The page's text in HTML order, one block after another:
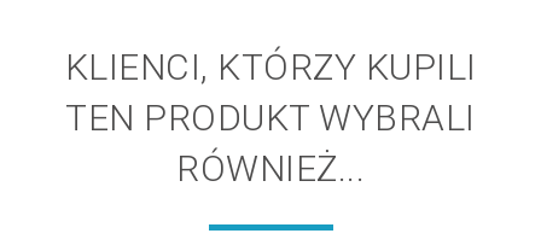
KLIENCI, KTÓRZY KUPILI
TEN PRODUKT WYBRALI
RÓWNIEŻ...